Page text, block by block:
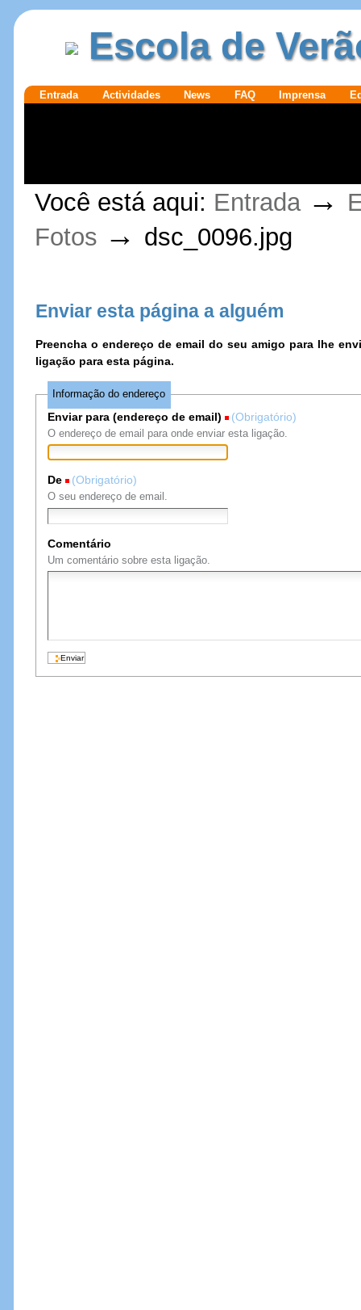
Ir para o
Escola de
SecçõesEntrada Actividades News FAQ Imprensa
Pessoais
Você está aqui: Entrada →
Fotos → dsc_0096.jpg
Enviar esta página a alguém
Preencha o endereço de email do seu amigo para lhe
ligação para esta página.
Informação do endereço
Enviar para (endereço de email) (Obrigatório)
O endereço de email para onde enviar esta ligação.
De (Obrigatório)
O seu endereço de email.
Comentário
Um comentário sobre esta ligação.